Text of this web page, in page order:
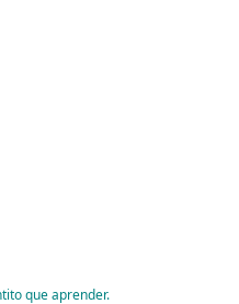
que aprender.